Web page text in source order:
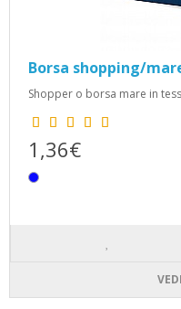
Borsa shopping/
Shopper o borsa mare in
1,36€